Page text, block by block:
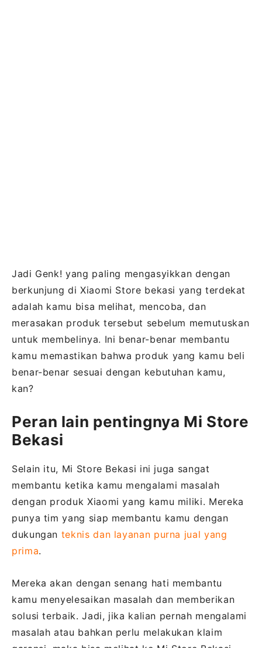
Jadi Genk! yang paling mengasyikkan dengan
berkunjung di Xiaomi Store bekasi yang terdekat
adalah kamu bisa melihat, mencoba, dan
merasakan produk tersebut sebelum memutuskan
untuk membelinya. Ini benar-benar membantu
kamu memastikan bahwa produk yang kamu beli
benar-benar sesuai dengan kebutuhan kamu,
kan?
Peran lain pentingnya Mi Store
Bekasi
Selain itu, Mi Store Bekasi ini juga sangat
membantu ketika kamu mengalami masalah
dengan produk Xiaomi yang kamu miliki. Mereka
punya tim yang siap membantu kamu dengan
dukungan teknis dan layanan purna jual yang
prima.
Mereka akan dengan senang hati membantu
kamu menyelesaikan masalah dan memberikan
solusi terbaik. Jadi, jika kalian pernah mengalami
masalah atau bahkan perlu melakukan klaim